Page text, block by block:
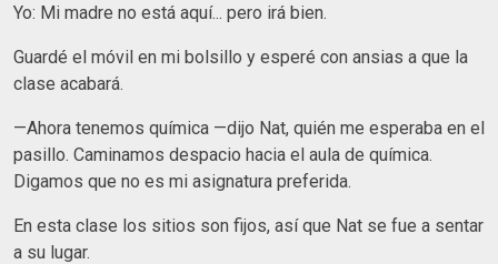
Yo: Mi madre no está aquí... pero irá bien.
Guardé el móvil en mi bolsillo y esperé con ansias a que la
clase acabará.
—Ahora tenemos química —dijo Nat, quién me esperaba en el
pasillo. Caminamos despacio hacia el aula de química.
Digamos que no es mi asignatura preferida.
En esta clase los sitios son fijos, así que Nat se fue a sentar
a su lugar.